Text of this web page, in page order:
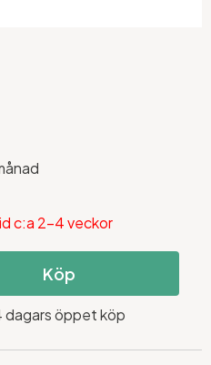
c:a 2-4 veckor
Köp
dagars öppet köp